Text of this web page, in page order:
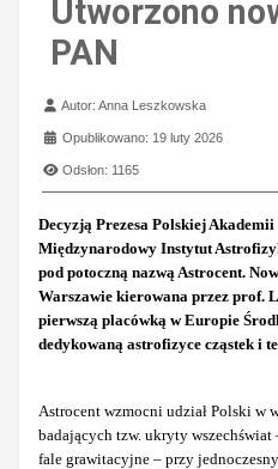
Utworzono
PAN
Szczegóły
Autor:Anna Leszkowska
Opublikowano: 19 luty 2026
Odsłon: 1165
Decyzją Prezesa Polskiej
Międzynarodowy Instytut
pod potoczną nazwą Astrocent.
Warszawie kierowana przez prof.
pierwszą placówką w Europie
dedykowaną astrofizyce cząstek i
Astrocent wzmocni udział Polski w
badających tzw. ukryty
fale grawitacyjne – przy